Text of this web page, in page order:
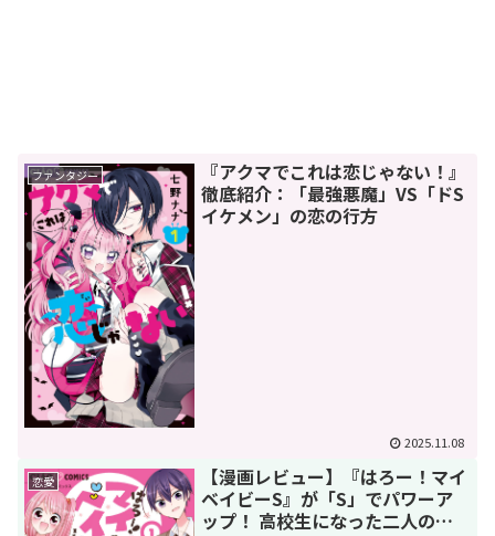
ファンタジー
『アクマでこれは恋じゃない！』
徹底紹介：「最強悪魔」VS「ドS
イケメン」の恋の行方
2025.11.08
恋愛
【漫画レビュー】『はろー！マイ
ベイビーS』が「S」でパワーア
ップ！ 高校生になった二人の胸